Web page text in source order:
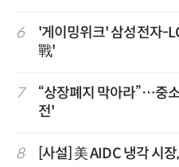
6
'게이밍위크' 삼성전자-
戰'
7
“상장폐지 막아라”…중
전'
8 [사설] 美 AIDC 냉각 시